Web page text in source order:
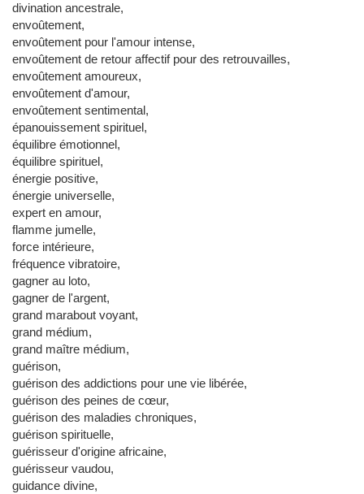
divination ancestrale,
envoûtement,
envoûtement pour l'amour intense,
envoûtement de retour affectif pour des retrouvailles,
envoûtement amoureux,
envoûtement d'amour,
envoûtement sentimental,
épanouissement spirituel,
équilibre émotionnel,
équilibre spirituel,
énergie positive,
énergie universelle,
expert en amour,
flamme jumelle,
force intérieure,
fréquence vibratoire,
gagner au loto,
gagner de l'argent,
grand marabout voyant,
grand médium,
grand maître médium,
guérison,
guérison des addictions pour une vie libérée,
guérison des peines de cœur,
guérison des maladies chroniques,
guérison spirituelle,
guérisseur d'origine africaine,
guérisseur vaudou,
guidance divine,